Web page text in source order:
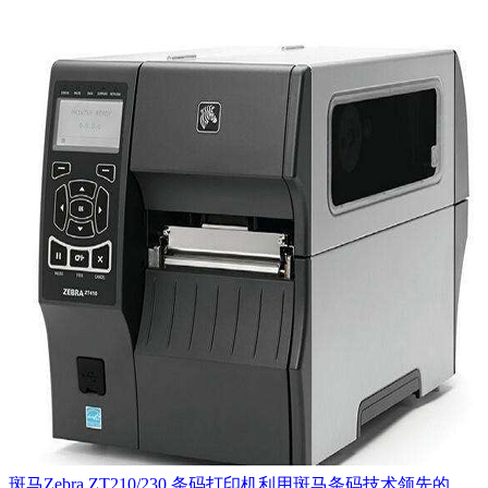
斑马Zebra ZT210/230 条码打印机利用斑马条码技术领先的